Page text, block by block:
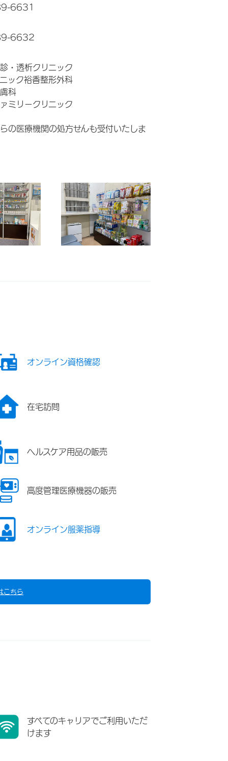
6631
6632
・透析クリニック
ック裕香整形外科
科
ミリークリニック
の医療機関の処方せんも受付いたしま
オンライン資格確認
在宅訪問
ヘルスケア用品の販売
高度管理医療機器の販売
オンライン服薬指導
こちら
すべてのキャリアでご利用いただ
けます